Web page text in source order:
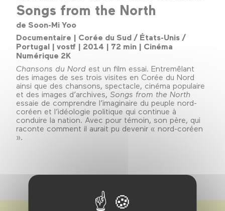
Songs from the North
de Soon-Mi Yoo
Documentaire | Corée du Sud / États-Unis /
Portugal | vostf | 2014 | 72 min | Cinéma
Numérique 2K
Chansons du Nord est un film essai. Entremêlant
des images de ses trois visites en Corée du Nord
ainsi que des chansons, spectacle, cinéma populaire
et des images d’archives, Songs from the North
essaie de comprendre l’imaginaire du peuple nord-
coréen et l’idéologie politique qui continue à
conduire la nation. Avec pour témoin, son père, qui
raconte comment il aurait pu devenir « nord-coréen
».